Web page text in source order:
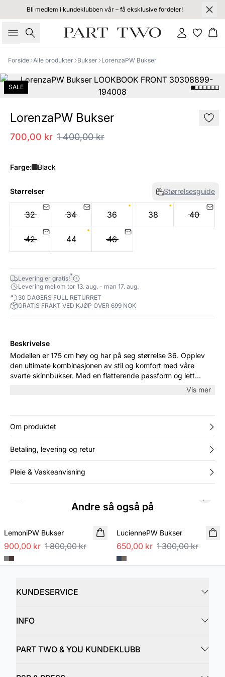
Bli medlem i kundeklubben vår – få eksklusive fordeler!
Søk Logg inn
Forside Alle produkter Bukser LorenzaPW Bukser
SALE
LorenzaPW Bukser
700,00 kr 1 400,00 kr
Farge: Black
Størrelser Størrelsesguide
32 34 36 38 40
42 44 46
Levering er gratis!*
Levering mellom tor 13. aug. - man 17. aug.
30 DAGERS FULL RETURRET
GRATIS FRAKT VED KJØP OVER 699 NOK
Beskrivelse
Modellen er 175 cm høy og har på seg størrelse 36. Opplev
den ultimate kombinasjonen av stil og komfort med våre
svarte skinnbukser. Med en flatterende passform og lett
utsving i bena, er de perfekte for både hverdagsbruk og
spesielle anledninger. Kombiner dem med en elegant bluse
Vis mer
Om produktet
Betaling, levering og retur
Pleie & Vaskeanvisning
Andre så også på
LemoniPW Bukser
900,00 kr 1 800,00 kr
SALE
LuciennePW Bukser
650,00 kr 1 300,00 kr
Previous slide Next
KUNDESERVICE
INFO
PART TWO & YOU KUNDEKLUBB